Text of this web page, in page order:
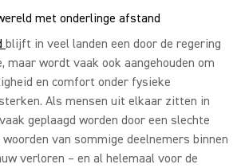
met onderlinge afstand
blijft in veel landen een door de regering
maar wordt vaak ook aangehouden om
en comfort onder fysieke
Als mensen uit elkaar zitten in
geplaagd worden door een slechte
van sommige deelnemers binnen
verloren – en al helemaal voor de